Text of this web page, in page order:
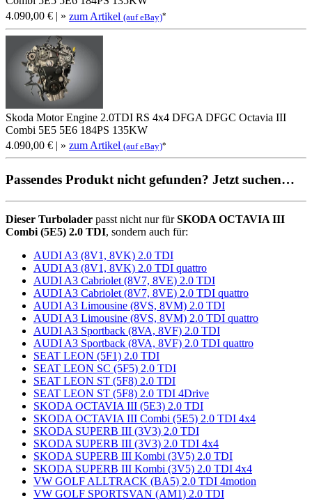
4.090,00 € | » zum Artikel (auf eBay)*
Skoda Motor Engine 2.0TDI RS 4x4 DFGA DFGC Octavia III
Combi 5E5 5E6 184PS 135KW
4.090,00 € | » zum Artikel (auf eBay)*
Passendes Produkt nicht gefunden? Jetzt suchen…
Dieser Turbolader passt nicht nur fürSKODA OCTAVIA III
Combi (5E5) 2.0 TDI, sondern auch für:
AUDI A3 (8V1, 8VK) 2.0 TDI
AUDI A3 (8V1, 8VK) 2.0 TDI quattro
AUDI A3 Cabriolet (8V7, 8VE) 2.0 TDI
AUDI A3 Cabriolet (8V7, 8VE) 2.0 TDI quattro
AUDI A3 Limousine (8VS, 8VM) 2.0 TDI
AUDI A3 Limousine (8VS, 8VM) 2.0 TDI quattro
AUDI A3 Sportback (8VA, 8VF) 2.0 TDI
AUDI A3 Sportback (8VA, 8VF) 2.0 TDI quattro
SEAT LEON (5F1) 2.0 TDI
SEAT LEON SC (5F5) 2.0 TDI
SEAT LEON ST (5F8) 2.0 TDI
SEAT LEON ST (5F8) 2.0 TDI 4Drive
SKODA OCTAVIA III (5E3) 2.0 TDI
SKODA OCTAVIA III Combi (5E5) 2.0 TDI 4x4
SKODA SUPERB III (3V3) 2.0 TDI
SKODA SUPERB III (3V3) 2.0 TDI 4x4
SKODA SUPERB III Kombi (3V5) 2.0 TDI
SKODA SUPERB III Kombi (3V5) 2.0 TDI 4x4
VW GOLF ALLTRACK (BA5) 2.0 TDI 4motion
VW GOLF SPORTSVAN (AM1) 2.0 TDI